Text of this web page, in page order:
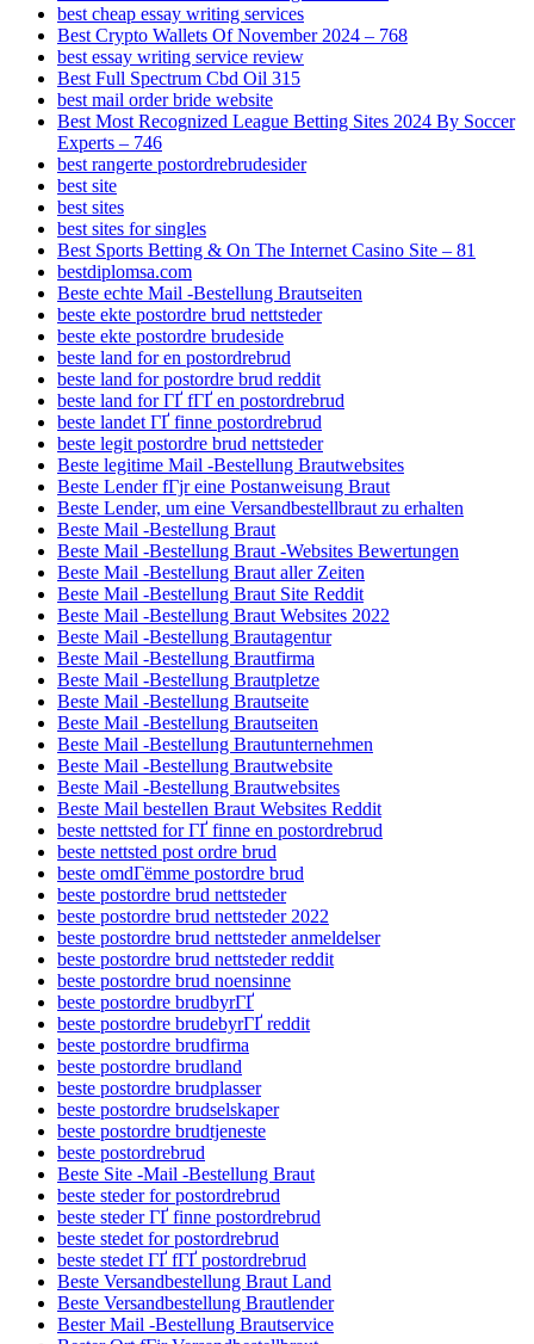
best cheap essay writing services
Best Crypto Wallets Of November 2024 – 768
best essay writing service review
Best Full Spectrum Cbd Oil 315
best mail order bride website
Best Most Recognized League Betting Sites 2024 By Soccer
Experts – 746
best rangerte postordrebrudesider
best site
best sites
best sites for singles
Best Sports Betting & On The Internet Casino Site – 81
bestdiplomsa.com
Beste echte Mail -Bestellung Brautseiten
beste ekte postordre brud nettsteder
beste ekte postordre brudeside
beste land for en postordrebrud
beste land for postordre brud reddit
beste land for ГҐ fГҐ en postordrebrud
beste landet ГҐ finne postordrebrud
beste legit postordre brud nettsteder
Beste legitime Mail -Bestellung Brautwebsites
Beste Lender fГјr eine Postanweisung Braut
Beste Lender, um eine Versandbestellbraut zu erhalten
Beste Mail -Bestellung Braut
Beste Mail -Bestellung Braut -Websites Bewertungen
Beste Mail -Bestellung Braut aller Zeiten
Beste Mail -Bestellung Braut Site Reddit
Beste Mail -Bestellung Braut Websites 2022
Beste Mail -Bestellung Brautagentur
Beste Mail -Bestellung Brautfirma
Beste Mail -Bestellung Brautpletze
Beste Mail -Bestellung Brautseite
Beste Mail -Bestellung Brautseiten
Beste Mail -Bestellung Brautunternehmen
Beste Mail -Bestellung Brautwebsite
Beste Mail -Bestellung Brautwebsites
Beste Mail bestellen Braut Websites Reddit
beste nettsted for ГҐ finne en postordrebrud
beste nettsted post ordre brud
beste omdГёmme postordre brud
beste postordre brud nettsteder
beste postordre brud nettsteder 2022
beste postordre brud nettsteder anmeldelser
beste postordre brud nettsteder reddit
beste postordre brud noensinne
beste postordre brudbyrГҐ
beste postordre brudebyrГҐ reddit
beste postordre brudfirma
beste postordre brudland
beste postordre brudplasser
beste postordre brudselskaper
beste postordre brudtjeneste
beste postordrebrud
Beste Site -Mail -Bestellung Braut
beste steder for postordrebrud
beste steder ГҐ finne postordrebrud
beste stedet for postordrebrud
beste stedet ГҐ fГҐ postordrebrud
Beste Versandbestellung Braut Land
Beste Versandbestellung Brautlender
Bester Mail -Bestellung Brautservice